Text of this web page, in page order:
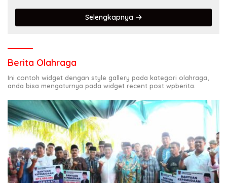
Selengkapnya
Berita Olahraga
Ini contoh widget dengan style gallery pada kategori olahraga,
anda bisa mengaturnya pada widget recent post wpberita.